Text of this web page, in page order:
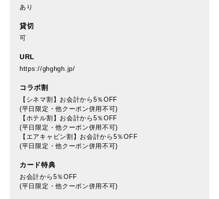
あり
貸切
可
URL
https://ghghgh.jp/
コラボ割
【シネマ割】お会計から5％OFF
(平日限定・他クーポン併用不可)
【ホテル割】お会計から5％OFF
(平日限定・他クーポン併用不可)
【エアキャビン割】お会計から5％OFF
(平日限定・他クーポン併用不可)
カード特典
お会計から5％OFF
(平日限定・他クーポン併用不可)